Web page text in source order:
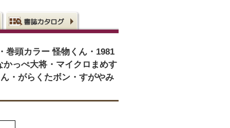
巻頭カラー 怪物くん・1981
っぺ大将・マイクロまめす
・がらくたボン・すがやみ